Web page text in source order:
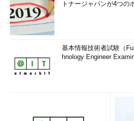
トナージャパンが4つの
基本情報技術者試験（
hnology Engineer